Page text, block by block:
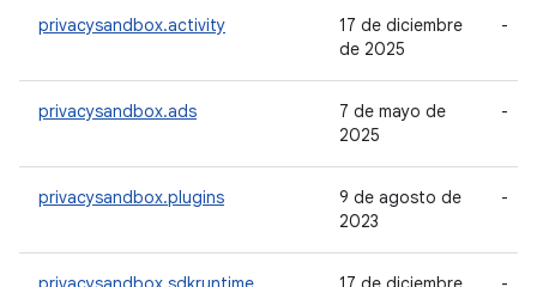
privacysandbox.activity
17 de diciembre
de 2025
-
privacysandbox.ads
7 de mayo de
2025
-
privacysandbox.plugins
9 de agosto de
2023
-